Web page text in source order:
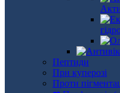
Пептиди
При куперозі
Проти